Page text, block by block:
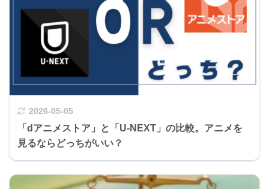
2026-05-05
「dアニメストア」と「U-NEXT」の比較。アニメを
見るならどっちがいい？